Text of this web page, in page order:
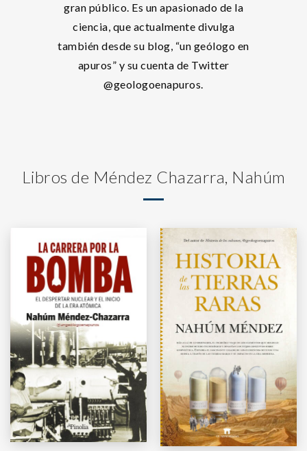
gran público. Es un apasionado de la
ciencia, que actualmente divulga
también desde su blog, “un geólogo en
apuros” y su cuenta de Twitter
@geologoenapuros.
Libros de Méndez Chazarra, Nahúm